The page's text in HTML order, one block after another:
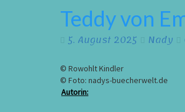
Teddy
von
Emily
Dunlay
Rezension
Teddy von
5. August 2025 Nady
© Rowohlt Kindler
© Foto: nadys-buecherwelt.de
Autorin: